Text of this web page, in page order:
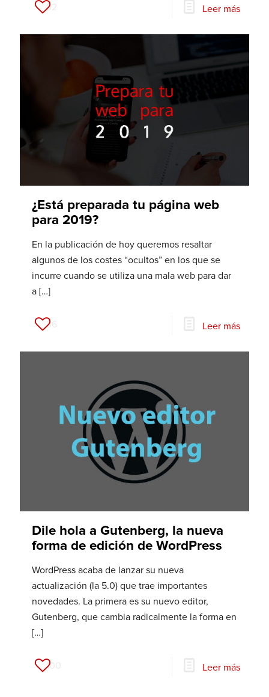
92 Leer más
¿Está preparada tu página web
para 2019?
En la publicación de hoy queremos resaltar
algunos de los costes “ocultos” en los que se
incurre cuando se utiliza una mala web para dar
a […]
36 Leer más
Dile hola a Gutenberg, la nueva
forma de edición de WordPress
WordPress acaba de lanzar su nueva
actualización (la 5.0) que trae importantes
novedades. La primera es su nuevo editor,
Gutenberg, que cambia radicalmente la forma en
[…]
100 Leer más